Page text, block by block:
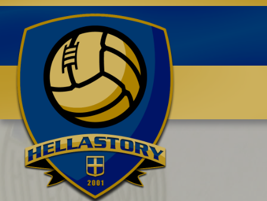
Benvenuti su HELLASTORY.net